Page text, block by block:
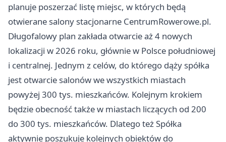
planuje poszerzać listę miejsc, w których będą
otwierane salony stacjonarne CentrumRowerowe.pl.
Długofalowy plan zakłada otwarcie aż 4 nowych
lokalizacji w 2026 roku, głównie w Polsce południowej
i centralnej. Jednym z celów, do którego dąży spółka
jest otwarcie salonów we wszystkich miastach
powyżej 300 tys. mieszkańców. Kolejnym krokiem
będzie obecność także w miastach liczących od 200
do 300 tys. mieszkańców. Dlatego też Spółka
aktywnie poszukuje kolejnych obiektów do